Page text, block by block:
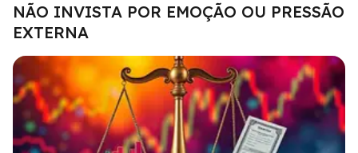
NÃO INVISTA POR EMOÇÃO OU PRESSÃO
EXTERNA